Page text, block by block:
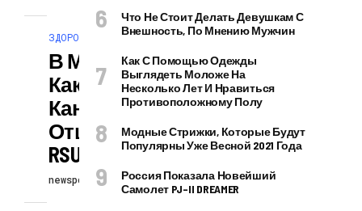
ЗДОРОВЬЕ И КРАСОТА
В Мире Чудес:
Как Живет
Канадская
Отшельница —
RSUTE
newspodcast 26.02.2024
Что Не Стоит Делать Девушкам С
Внешность, По Мнению Мужчин
Как С Помощью Одежды
Выглядеть Моложе На
Несколько Лет И Нравиться
Противоположному Полу
Модные Стрижки, Которые Будут
Популярны Уже Весной 2021 Года
Россия Показала Новейший
Самолет PJ–II DREAMER